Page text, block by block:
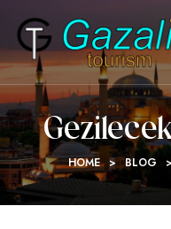
HOME > BLOG >